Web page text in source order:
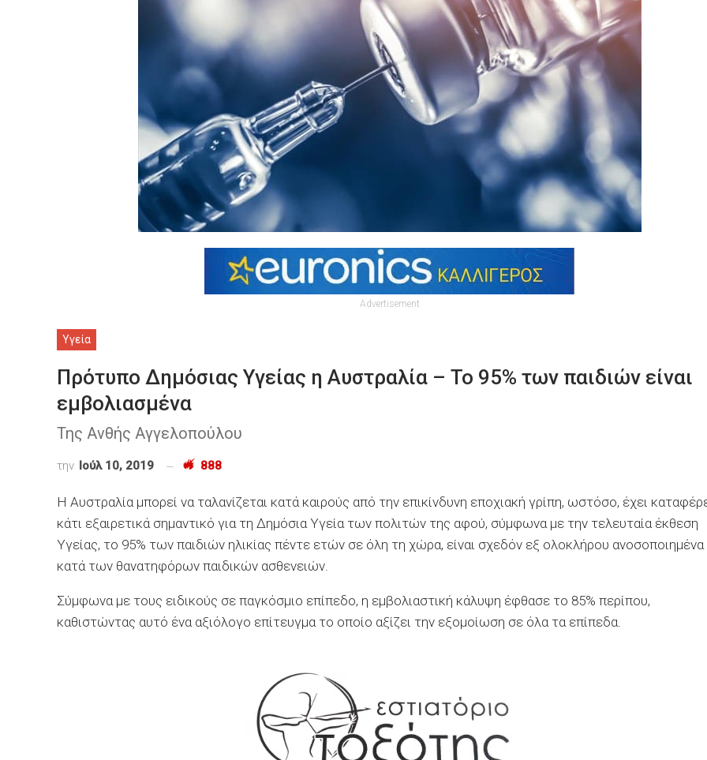
Advertisement
Υγεία
Πρότυπο Δημόσιας Υγείας η Αυστραλία – Το 95% των παιδιών είναι
εμβολιασμένα
Της Ανθής Αγγελοπούλου
την Ιούλ 10, 2019 888
Η Αυστραλία μπορεί να ταλανίζεται κατά καιρούς από την επικίνδυνη εποχιακή γρίπη, ωστόσο, έχει
κάτι εξαιρετικά σημαντικό για τη Δημόσια Υγεία των πολιτών της αφού, σύμφωνα με την τελευταία έκθεση
Υγείας, το 95% των παιδιών ηλικίας πέντε ετών σε όλη τη χώρα, είναι σχεδόν εξ ολοκλήρου ανοσοποιημένα
κατά των θανατηφόρων παιδικών ασθενειών.
Σύμφωνα με τους ειδικούς σε παγκόσμιο επίπεδο, η εμβολιαστική κάλυψη έφθασε το 85% περίπου,
καθιστώντας αυτό ένα αξιόλογο επίτευγμα το οποίο αξίζει την εξομοίωση σε όλα τα επίπεδα.